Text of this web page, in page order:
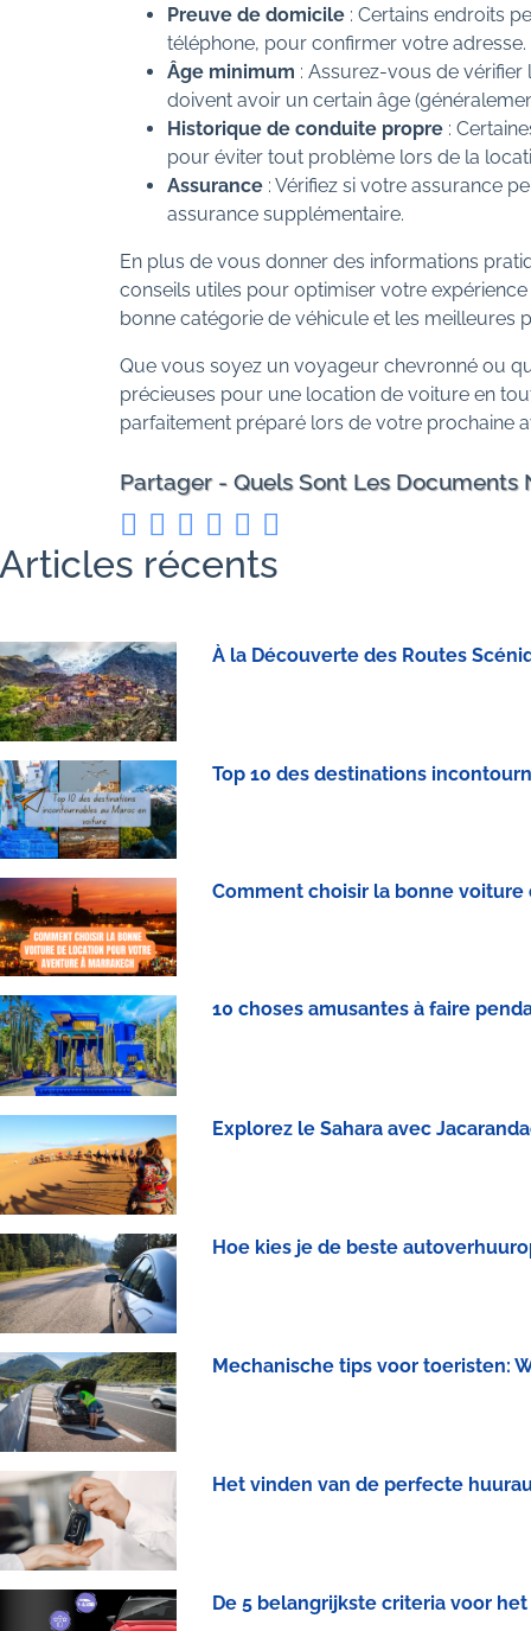
Preuve de domicile : Certains endroits
téléphone, pour confirmer votre adresse.
Âge minimum : Assurez-vous de
doivent avoir un certain âge
Historique de conduite propre :
pour éviter tout problème lors de la
Assurance : Vérifiez si votre assurance
assurance supplémentaire.
En plus de vous donner des informations
conseils utiles pour optimiser votre
bonne catégorie de véhicule et les
Que vous soyez un voyageur chevronné ou
précieuses pour une location de voiture en
parfaitement préparé lors de votre prochaine
Partager - Quels Sont Les Documents
Articles récents
À la Découverte des Routes
Top 10 des destinations
Comment choisir la bonne
10 choses amusantes à faire
Explorez le Sahara avec
Hoe kies je de beste
Mechanische tips voor toeristen:
Het vinden van de perfecte
De 5 belangrijkste criteria voor